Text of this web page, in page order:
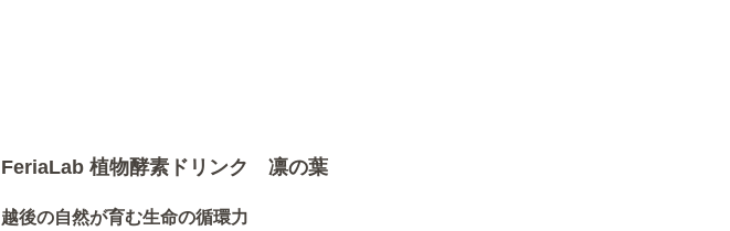
FeriaLab 植物酵素ドリンク 凛の葉
越後の自然が育む生命の循環力